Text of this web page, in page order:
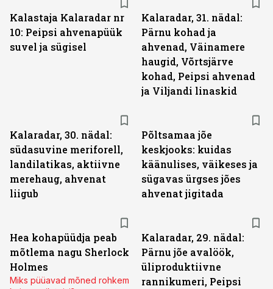
Kalastaja Kalaradar nr
10: Peipsi ahvenapüük
suvel ja sügisel
Kalaradar, 31. nädal:
Pärnu kohad ja
ahvenad, Väinamere
haugid, Võrtsjärve
kohad, Peipsi ahvenad
ja Viljandi linaskid
Kalaradar, 30. nädal:
südasuvine meriforell,
landilatikas, aktiivne
merehaug, ahvenat
liigub
Põltsamaa jõe
keskjooks: kuidas
käänulises, väikeses ja
sügavas ürgses jões
ahvenat jigitada
Hea kohapüüdja peab
mõtlema nagu Sherlock
Holmes
Miks püüavad mõned rohkem
Kalaradar, 29. nädal:
Pärnu jõe avalöök,
üliproduktiivne
rannikumeri, Peipsi